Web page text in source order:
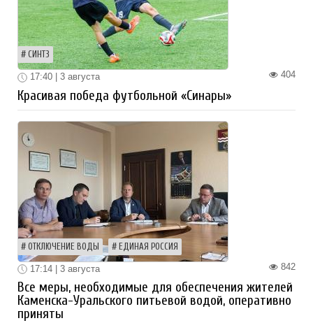
СИНТЗ
404
17:40 | 3 августа
Красивая победа футбольной «Синары»
ОТКЛЮЧЕНИЕ ВОДЫ ЕДИНАЯ РОССИЯ
842
17:14 | 3 августа
Все меры, необходимые для обеспечения жителей
Каменска-Уральского питьевой водой, оперативно
приняты